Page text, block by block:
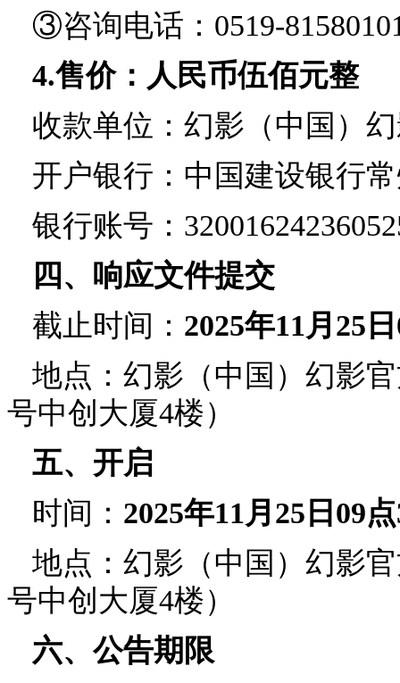
③咨询电话：0519-
4.售价： 人民币伍佰元整
收款单位：幻影（中国）
开户银行：中国建设银行
银行账号：
四、响应文件提交
截止时间： 2025年11月 25 日
地点：幻影（中国）幻影
号中创大厦4楼）
五、开启
时间： 2025年11月 25 日 09点
地点：幻影（中国）幻影
号中创大厦4楼）
六、公告期限